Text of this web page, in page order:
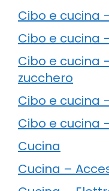
Cibo e cucina
Cibo e cucina
Cibo e cucina
zucchero
Cibo e cucina
Cibo e cucina
Cucina
Cucina –